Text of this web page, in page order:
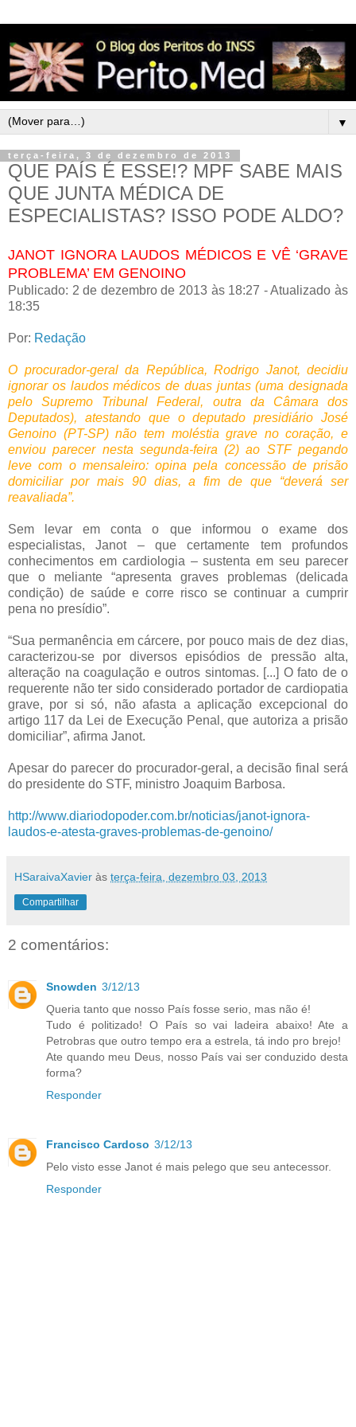
▼
terça-feira, 3 de dezembro de 2013
QUE PAÍS É ESSE!? MPF SABE MAIS
QUE JUNTA MÉDICA DE
ESPECIALISTAS? ISSO PODE ALDO?
JANOT IGNORA LAUDOS MÉDICOS E VÊ ‘GRAVE
PROBLEMA’ EM GENOINO
Publicado: 2 de dezembro de 2013 às 18:27 - Atualizado às
18:35
Por: Redação
O procurador-geral da República, Rodrigo Janot, decidiu
ignorar os laudos médicos de duas juntas (uma designada
pelo Supremo Tribunal Federal, outra da Câmara dos
Deputados), atestando que o deputado presidiário José
Genoino (PT-SP) não tem moléstia grave no coração, e
enviou parecer nesta segunda-feira (2) ao STF pegando
leve com o mensaleiro: opina pela concessão de prisão
domiciliar por mais 90 dias, a fim de que “deverá ser
reavaliada”.
Sem levar em conta o que informou o exame dos
especialistas, Janot – que certamente tem profundos
conhecimentos em cardiologia – sustenta em seu parecer
que o meliante “apresenta graves problemas (delicada
condição) de saúde e corre risco se continuar a cumprir
pena no presídio”.
“Sua permanência em cárcere, por pouco mais de dez dias,
caracterizou-se por diversos episódios de pressão alta,
alteração na coagulação e outros sintomas. [...] O fato de o
requerente não ter sido considerado portador de cardiopatia
grave, por si só, não afasta a aplicação excepcional do
artigo 117 da Lei de Execução Penal, que autoriza a prisão
domiciliar”, afirma Janot.
Apesar do parecer do procurador-geral, a decisão final será
do presidente do STF, ministro Joaquim Barbosa.
http://www.diariodopoder.com.br/noticias/janot-ignora-
laudos-e-atesta-graves-problemas-de-genoino/
HSaraivaXavier às terça-feira, dezembro 03, 2013
Compartilhar
2 comentários:
Snowden 3/12/13
Queria tanto que nosso País fosse serio, mas não é!
Tudo é politizado! O País so vai ladeira abaixo! Ate a
Petrobras que outro tempo era a estrela, tá indo pro brejo!
Ate quando meu Deus, nosso País vai ser conduzido desta
forma?
Responder
Francisco Cardoso 3/12/13
Pelo visto esse Janot é mais pelego que seu antecessor.
Responder